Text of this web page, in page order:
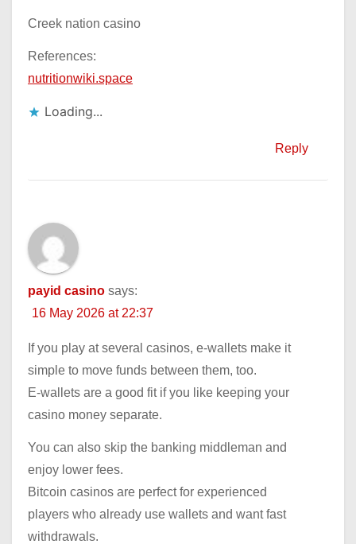
Creek nation casino
References:
nutritionwiki.space
Loading...
Reply
payid casino says:
16 May 2026 at 22:37
If you play at several casinos, e-wallets make it
simple to move funds between them, too.
E-wallets are a good fit if you like keeping your
casino money separate.
You can also skip the banking middleman and
enjoy lower fees.
Bitcoin casinos are perfect for experienced
players who already use wallets and want fast
withdrawals.